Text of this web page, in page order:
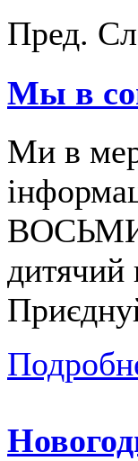
Пред.
Мы в
Ми в